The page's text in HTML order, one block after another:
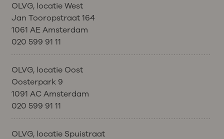
OLVG, locatie West
Jan Tooropstraat 164
1061 AE Amsterdam
020 599 91 11
OLVG, locatie Oost
Oosterpark 9
1091 AC Amsterdam
020 599 91 11
OLVG, locatie Spuistraat